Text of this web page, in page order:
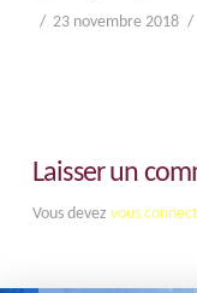
23 novembre 2018
Laisser un
Vous devez vous